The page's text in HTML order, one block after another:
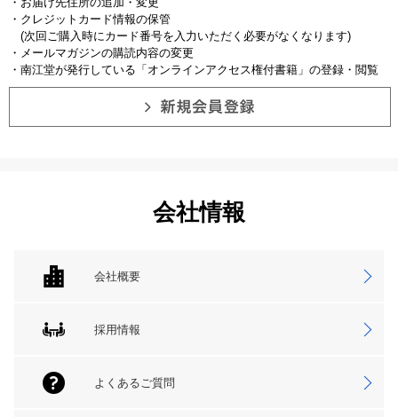
・クレジットカード情報の保管
(次回ご購入時にカード番号を入力いただく必要がなくなります)
・メールマガジンの購読内容の変更
・南江堂が発行している「オンラインアクセス権付書籍」の登録・閲覧
会社情報
会社概要
採用情報
よくあるご質問